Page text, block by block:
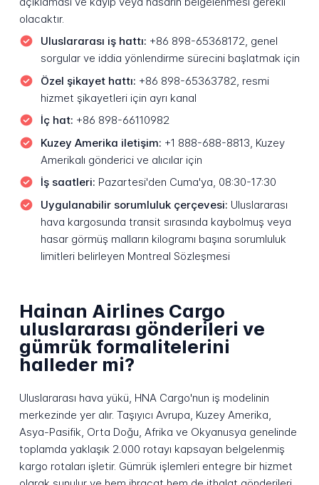
olacaktır.
Uluslararası iş hattı: +86 898-65368172, genel
sorgular ve iddia yönlendirme sürecini başlatmak için
Özel şikayet hattı: +86 898-65363782, resmi
hizmet şikayetleri için ayrı kanal
İç hat: +86 898-66110982
Kuzey Amerika iletişim: +1 888-688-8813, Kuzey
Amerikalı gönderici ve alıcılar için
İş saatleri: Pazartesi'den Cuma'ya, 08:30-17:30
Uygulanabilir sorumluluk çerçevesi: Uluslararası
hava kargosunda transit sırasında kaybolmuş veya
hasar görmüş malların kilogramı başına sorumluluk
limitleri belirleyen Montreal Sözleşmesi
Hainan Airlines Cargo
uluslararası gönderileri ve
gümrük formalitelerini
halleder mi?
Uluslararası hava yükü, HNA Cargo'nun iş modelinin
merkezinde yer alır. Taşıyıcı Avrupa, Kuzey Amerika,
Asya-Pasifik, Orta Doğu, Afrika ve Okyanusya genelinde
toplamda yaklaşık 2.000 rotayı kapsayan belgelenmiş
kargo rotaları işletir. Gümrük işlemleri entegre bir hizmet